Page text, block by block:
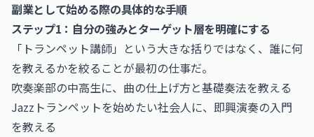
副業として始める際の具体的な手順
ステップ1：自分の強みとターゲット層を明確にする
「トランペット講師」という大きな括りではなく、誰に何
を教えるかを絞ることが最初の仕事だ。
吹奏楽部の中高生に、曲の仕上げ方と基礎奏法を教える
Jazzトランペットを始めたい社会人に、即興演奏の入門
を教える